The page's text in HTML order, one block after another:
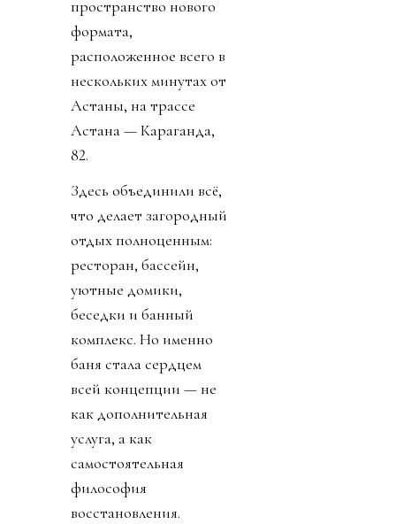
пространство нового
формата,
расположенное всего в
нескольких минутах от
Астаны, на трассе
Астана — Караганда,
82.
Здесь объединили всё,
что делает загородный
отдых полноценным:
ресторан, бассейн,
уютные домики,
беседки и банный
комплекс. Но именно
баня стала сердцем
всей концепции — не
как дополнительная
услуга, а как
самостоятельная
философия
восстановления.